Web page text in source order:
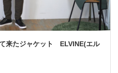
来たジャケット ELVINE(エル